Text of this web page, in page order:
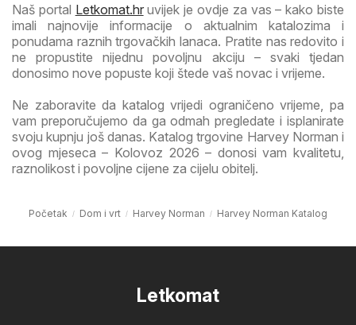
Naš portal Letkomat.hruvijek je ovdje za vas – kako biste
imali najnovije informacije o aktualnim katalozima i
ponudama raznih trgovačkih lanaca. Pratite nas redovito i
ne propustite nijednu povoljnu akciju – svaki tjedan
donosimo nove popuste koji štede vaš novac i vrijeme.
Ne zaboravite da katalog vrijedi ograničeno vrijeme, pa
vam preporučujemo da ga odmah pregledate i isplanirate
svoju kupnju još danas. Katalog trgovine Harvey Norman i
ovog mjeseca – Kolovoz 2026 – donosi vam kvalitetu,
raznolikost i povoljne cijene za cijelu obitelj.
Početak Dom i vrt Harvey Norman Harvey Norman Katalog
Letkomat